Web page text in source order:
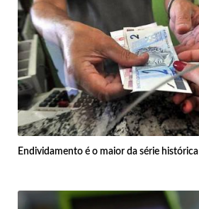
Endividamento é o maior da série histórica